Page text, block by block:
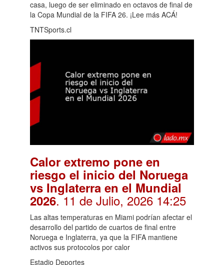
casa, luego de ser eliminado en octavos de final de
la Copa Mundial de la FIFA 26. ¡Lee más ACÁ!
TNTSports.cl
Calor extremo pone en
riesgo el inicio del Noruega
vs Inglaterra en el Mundial
2026. 11 de Julio, 2026 14:25
Las altas temperaturas en Miami podrían afectar el
desarrollo del partido de cuartos de final entre
Noruega e Inglaterra, ya que la FIFA mantiene
activos sus protocolos por calor
Estadio Deportes